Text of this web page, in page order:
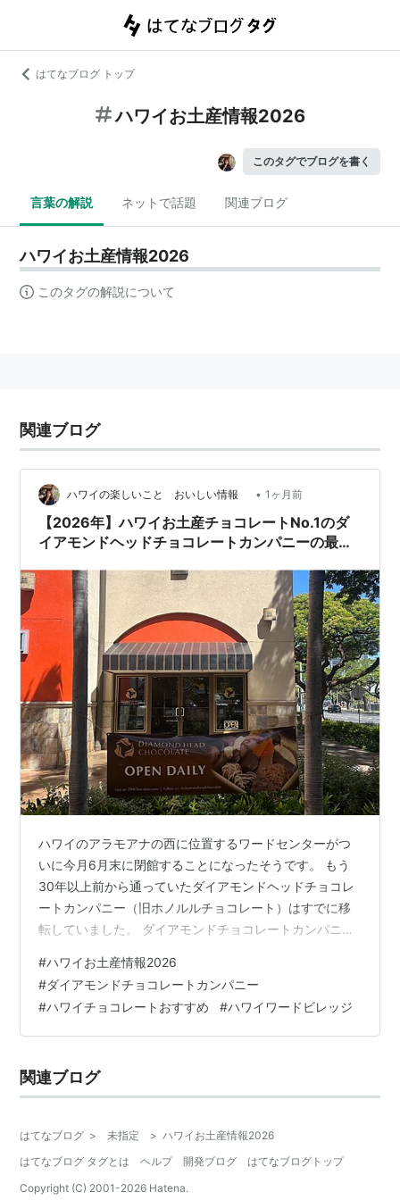
はてなブログ トップ
ハワイお土産情報2026
このタグでブログを書く
言葉の解説 ネットで話題 関連ブログ
ハワイお土産情報2026
このタグの解説について
関連ブログ
ハワイの楽しいこと おいしい情報 • 1ヶ月前
【2026年】ハワイお土産チョコレートNo.1のダ
イアモンドヘッドチョコレートカンパニーの最新
ハワイのアラモアナの西に位置するワードセンターがつ
いに今月6月末に閉館することになったそうです。 もう
30年以上前から通っていたダイアモンドヘッドチョコレ
ートカンパニー（旧ホノルルチョコレート）はすでに移
転していました。 ダイアモンドチョコレートカンパニー
イアモンドチョコレートカンパニーの情報もどうぞ！！
移転した新しい場所は 最後に ダイアモンドチョコレート
カンパニー 新店舗はこちらの路面店になりました。 私は
ここのお手軽なのに美味しいチョコレートをばら撒きお
レート？ こちらは箱も可愛…
#ハワイお土産情報2026
#ダイアモンドチョコレートカンパニー
#ハワイチョコレートおすすめ #ハワイワードビレッジ
関連ブログ
はてなブログ > 未指定 > ハワイお土産情報2026
はてなブログ タグとは
ヘルプ 開発ブログ
はてなブログトップ
Copyright (C) 2001-2026 Hatena.